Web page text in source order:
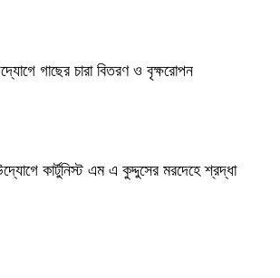
গাছের চারা বিতরণ ও বৃক্ষরোপন
কার্টুনিস্ট এম এ কুদ্দুসের মরদেহে শ্রদ্ধা